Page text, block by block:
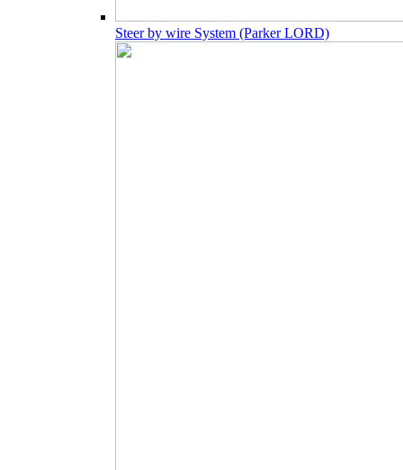
Steer by wire System (Parker LORD)